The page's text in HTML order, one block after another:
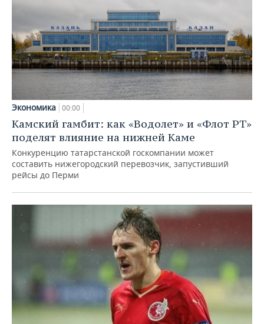
Экономика 00:00
Камский гамбит: как «Водолет» и «Флот РТ»
поделят влияние на нижней Каме
Конкуренцию татарстанской госкомпании может
составить нижегородский перевозчик, запустивший
рейсы до Перми